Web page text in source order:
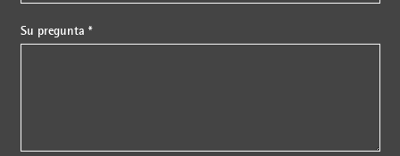
Su pregunta *